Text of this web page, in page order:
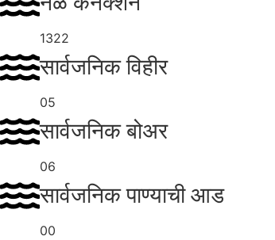
1322
सार्वजनिक विहीर
05
सार्वजनिक बोअर
06
सार्वजनिक पाण्याची आड
00